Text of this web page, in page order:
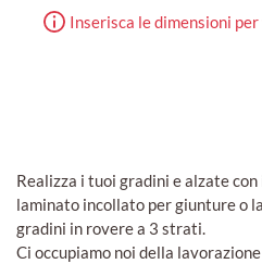
Inserisca le dimensioni
Realizza i tuoi gradini e alzate
laminato incollato per giunture o
gradini in rovere a 3 strati.
Ci occupiamo noi della